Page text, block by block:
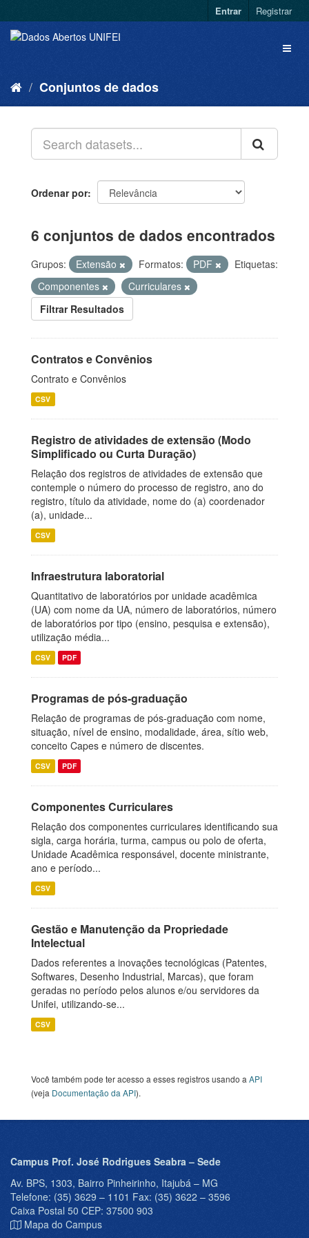
Entrar Registrar
Conjuntos de dados
Ordenar por
6 conjuntos de dados encontrados
Grupos: Extensão Formatos: PDF
Etiquetas:
Componentes
Curriculares
Filtrar Resultados
Contratos e Convênios
Contrato e Convênios
CSV
Registro de atividades de extensão (Modo
Simplificado ou Curta Duração)
Relação dos registros de atividades de extensão que
contemple o número do processo de registro, ano do
registro, título da atividade, nome do (a) coordenador
(a), unidade...
CSV
Infraestrutura laboratorial
Quantitativo de laboratórios por unidade acadêmica
(UA) com nome da UA, número de laboratórios, número
de laboratórios por tipo (ensino, pesquisa e extensão),
utilização média...
CSV PDF
Programas de pós-graduação
Relação de programas de pós-graduação com nome,
situação, nível de ensino, modalidade, área, sítio web,
conceito Capes e número de discentes.
CSV PDF
Componentes Curriculares
Relação dos componentes curriculares identificando sua
sigla, carga horária, turma, campus ou polo de oferta,
Unidade Acadêmica responsável, docente ministrante,
ano e período...
CSV
Gestão e Manutenção da Propriedade
Intelectual
Dados referentes a inovações tecnológicas (Patentes,
Softwares, Desenho Industrial, Marcas), que foram
geradas no período pelos alunos e/ou servidores da
Unifei, utilizando-se...
CSV
Você também pode ter acesso a esses registros usando a API
(veja Documentação da API).
Campus Prof. José Rodrigues Seabra – Sede
Av. BPS, 1303, Bairro Pinheirinho, Itajubá – MG
Telefone: (35) 3629 – 1101 Fax: (35) 3622 – 3596
Caixa Postal 50 CEP: 37500 903
Mapa do Campus